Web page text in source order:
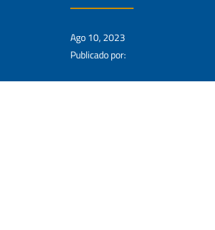
Ago 10, 2023
Publicado por: